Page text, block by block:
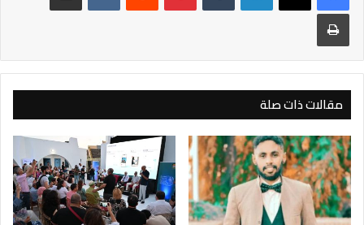
طباعة
مقالات ذات صلة